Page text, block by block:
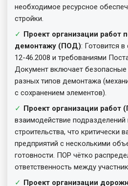
необходимое ресурсное
стройки.
Проект организации работ
демонтажу (ПОД): Готовится
12-46.2008 и требованиями
Документ включает
разных типов демонтажа
с сохранением элементов).
Проект организации работ
взаимодействие
строительства, что критически
предприятий с несколькими
готовности. ПОР чётко
ответственность между
Проект организации